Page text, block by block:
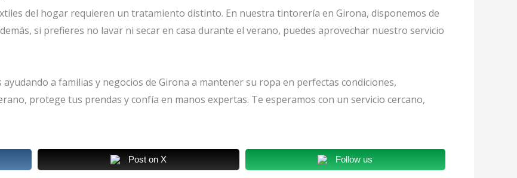
del hogar requieren un tratamiento distinto. En nuestra tintorería en Girona, disponemos de
si prefieres no lavar ni secar en casa durante el verano, puedes aprovechar nuestro servicio
a familias y negocios de Girona a mantener su ropa en perfectas condiciones,
protege tus prendas y confía en manos expertas. Te esperamos con un servicio cercano,
Post on X Follow us